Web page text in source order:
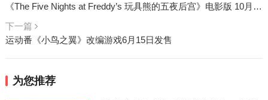
《The Five Nights at Freddy’s 玩具熊的五夜后宫》电影版 10月27日 即将上映
下一篇
运动番《小鸟之翼》改编游戏6月15日发售
为您推荐